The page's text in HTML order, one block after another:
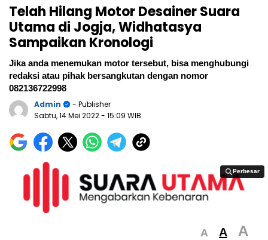
Telah Hilang Motor Desainer Suara
Utama di Jogja, Widhatasya
Sampaikan Kronologi
Jika anda menemukan motor tersebut, bisa menghubungi
redaksi atau pihak bersangkutan dengan nomor
082136722998
Admin
- Publisher
Sabtu, 14 Mei 2022- 15:09 WIB
Perbesar
Perbesar
A A A